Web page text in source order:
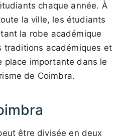
chaque année. À
la ville, les étudiants
la robe académique
traditions académiques et
place importante dans le
de Coimbra.
être divisée en deux